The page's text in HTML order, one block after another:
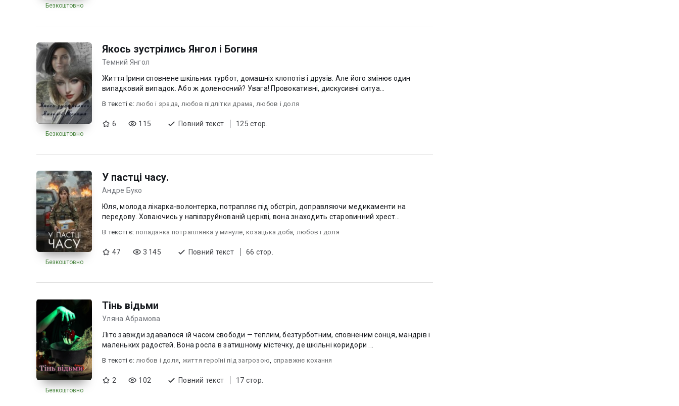
Безкоштовно
Безкоштовно
Якось зустрілись Янгол і Богиня
Темний Янгол
Життя Ірини сповнене шкільних турбот, домашніх клопотів і друзів. Але його змінює один
випадковий випадок. Або ж доленосний? Увага! Провокативні, дискусивні ситуа...
В текcті є: любо і зрада, любов підлітки драма, любов i доля
6 115 Повний текст 125 стор.
Безкоштовно
У пастці часу.
Андре Буко
Юля, молода лікарка-волонтерка, потрапляє під обстріл, доправляючи медикаменти на
передову. Ховаючись у напівзруйнованій церкві, вона знаходить старовинний хрест...
В текcті є: попаданка потраплянка у минуле, козацька доба, любов i доля
47 3 145 Повний текст 66 стор.
Безкоштовно
Тінь відьми
Уляна Абрамова
Літо завжди здавалося їй часом свободи — теплим, безтурботним, сповненим сонця, мандрів і
маленьких радостей. Вона росла в затишному містечку, де шкільні коридори ...
В текcті є: любов i доля, життя героїні під загрозою, справжнє кохання
2 102 Повний текст 17 стор.